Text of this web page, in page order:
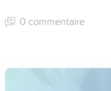
0 commentaire